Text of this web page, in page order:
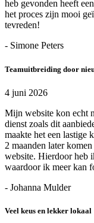
heb gevonden heeft
het proces zijn mooi
tevreden!
- Simone Peters
Teamuitbreiding door
4 juni 2026
Mijn website kon echt
dienst zoals dit
maakte het een lastige
2 maanden later
website. Hierdoor heb
waardoor ik meer kan
- Johanna Mulder
Veel keus en lekker lokaal